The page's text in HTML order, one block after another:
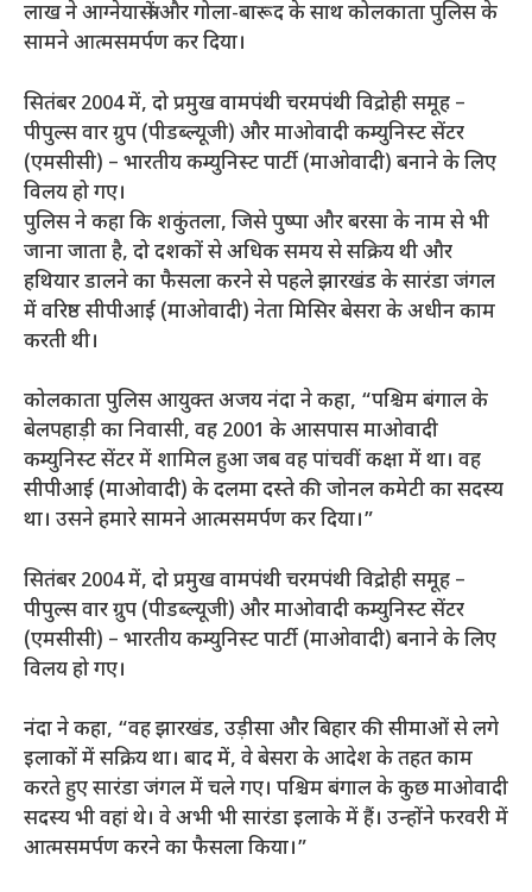
लाख ने आग्नेयास्त्रों और गोला-बारूद के साथ कोलकाता पुलिस के
सामने आत्मसमर्पण कर दिया।
सितंबर 2004 में, दो प्रमुख वामपंथी चरमपंथी विद्रोही समूह –
पीपुल्स वार ग्रुप (पीडब्ल्यूजी) और माओवादी कम्युनिस्ट सेंटर
(एमसीसी) – भारतीय कम्युनिस्ट पार्टी (माओवादी) बनाने के लिए
विलय हो गए।
पुलिस ने कहा कि शकुंतला, जिसे पुष्पा और बरसा के नाम से भी
जाना जाता है, दो दशकों से अधिक समय से सक्रिय थी और
हथियार डालने का फैसला करने से पहले झारखंड के सारंडा जंगल
में वरिष्ठ सीपीआई (माओवादी) नेता मिसिर बेसरा के अधीन काम
करती थी।
कोलकाता पुलिस आयुक्त अजय नंदा ने कहा, “पश्चिम बंगाल के
बेलपहाड़ी का निवासी, वह 2001 के आसपास माओवादी
कम्युनिस्ट सेंटर में शामिल हुआ जब वह पांचवीं कक्षा में था। वह
सीपीआई (माओवादी) के दलमा दस्ते की जोनल कमेटी का सदस्य
था। उसने हमारे सामने आत्मसमर्पण कर दिया।”
सितंबर 2004 में, दो प्रमुख वामपंथी चरमपंथी विद्रोही समूह –
पीपुल्स वार ग्रुप (पीडब्ल्यूजी) और माओवादी कम्युनिस्ट सेंटर
(एमसीसी) – भारतीय कम्युनिस्ट पार्टी (माओवादी) बनाने के लिए
विलय हो गए।
नंदा ने कहा, “वह झारखंड, उड़ीसा और बिहार की सीमाओं से लगे
इलाकों में सक्रिय था। बाद में, वे बेसरा के आदेश के तहत काम
करते हुए सारंडा जंगल में चले गए। पश्चिम बंगाल के कुछ माओवादी
सदस्य भी वहां थे। वे अभी भी सारंडा इलाके में हैं। उन्होंने फरवरी में
आत्मसमर्पण करने का फैसला किया।”